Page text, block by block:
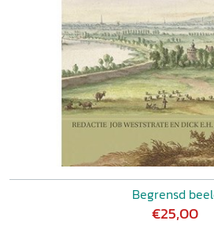
Begrensd
€25,00